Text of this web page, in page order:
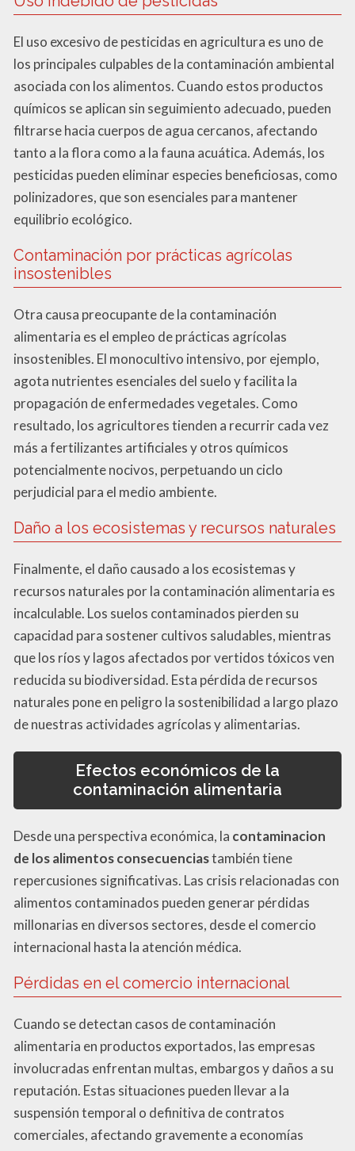
El uso excesivo de pesticidas en agricultura es uno de
los principales culpables de la contaminación ambiental
asociada con los alimentos. Cuando estos productos
químicos se aplican sin seguimiento adecuado, pueden
filtrarse hacia cuerpos de agua cercanos, afectando
tanto a la flora como a la fauna acuática. Además, los
pesticidas pueden eliminar especies beneficiosas, como
polinizadores, que son esenciales para mantener
equilibrio ecológico.
Contaminación por prácticas agrícolas
insostenibles
Otra causa preocupante de la contaminación
alimentaria es el empleo de prácticas agrícolas
insostenibles. El monocultivo intensivo, por ejemplo,
agota nutrientes esenciales del suelo y facilita la
propagación de enfermedades vegetales. Como
resultado, los agricultores tienden a recurrir cada vez
más a fertilizantes artificiales y otros químicos
potencialmente nocivos, perpetuando un ciclo
perjudicial para el medio ambiente.
Daño a los ecosistemas y recursos naturales
Finalmente, el daño causado a los ecosistemas y
recursos naturales por la contaminación alimentaria es
incalculable. Los suelos contaminados pierden su
capacidad para sostener cultivos saludables, mientras
que los ríos y lagos afectados por vertidos tóxicos ven
reducida su biodiversidad. Esta pérdida de recursos
naturales pone en peligro la sostenibilidad a largo plazo
de nuestras actividades agrícolas y alimentarias.
Efectos económicos de la
contaminación alimentaria
Desde una perspectiva económica, la contaminacion
de los alimentos consecuenciastambién tiene
repercusiones significativas. Las crisis relacionadas con
alimentos contaminados pueden generar pérdidas
millonarias en diversos sectores, desde el comercio
internacional hasta la atención médica.
Pérdidas en el comercio internacional
Cuando se detectan casos de contaminación
alimentaria en productos exportados, las empresas
involucradas enfrentan multas, embargos y daños a su
reputación. Estas situaciones pueden llevar a la
suspensión temporal o definitiva de contratos
comerciales, afectando gravemente a economías